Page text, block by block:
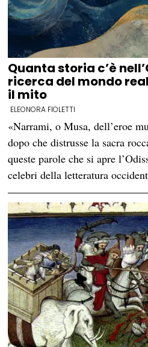
Quanta storia c’è
ricerca del mondo
il mito
ELEONORA FIOLETTI
«Narrami, o Musa, dell’eroe
dopo che distrusse la sacra
queste parole che si apre
celebri della letteratura